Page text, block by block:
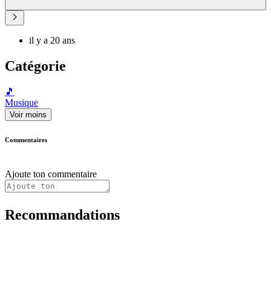
il y a 20 ans
Catégorie
🎵
Musique
Voir moins
Commentaires
Ajoute ton commentaire
Recommandations